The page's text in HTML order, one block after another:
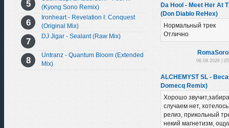
(Kyong Sono Remix)
Ironheart - Revelation I: Conquest
(Original Mix)
DJ Jigar - Sealant (Raw Mix)
Untranz - Quantum Bloom (Extended
Mix)
Da Hool - Meet Her At
(Don Diablo ReHex)
Нормальный трек
Отлично
06.08.2026 |
ALCHEMYST SL -
Domecq Remix)
Хорошо
случаем нет,
релиз, прикольный
некий магнетизм,